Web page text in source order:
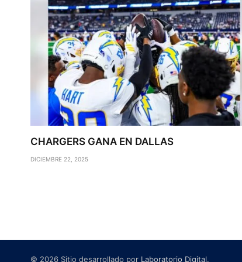
CHARGERS GANA EN DALLAS
DICIEMBRE 22, 2025
© 2026 Sitio desarrollado por Laboratorio Digital.